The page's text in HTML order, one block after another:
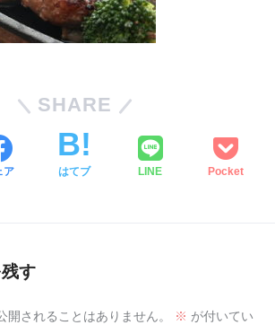
SHARE
ア はてブ LINE Pocket
す
開されることはありません。 ※ が付いてい